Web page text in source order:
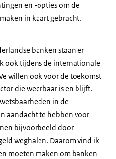
en -opties om de
in kaart gebracht.
banken staan er
ook tijdens de internationale
willen ook voor de toekomst
die weerbaar is en blijft.
in de
aandacht te hebben voor
bijvoorbeeld door
weghalen. Daarom vind ik
moeten maken om banken